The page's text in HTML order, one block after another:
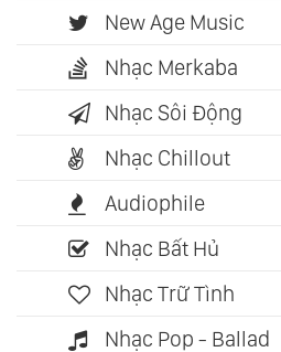
New Age Music
Nhạc Merkaba
Nhạc Sôi Động
Nhạc Chillout
Audiophile
Nhạc Bất Hủ
Nhạc Trữ Tình
Nhạc Pop - Ballad